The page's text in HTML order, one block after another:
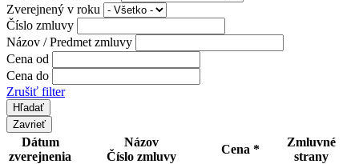
Zverejnený v roku
Číslo zmluvy
Názov / Predmet zmluvy
Cena od
Cena do
Zrušiť filter
Zavrieť
Dátum
zverejnenia
Názov
Číslo zmluvy
Cena *
Zmluvné
strany